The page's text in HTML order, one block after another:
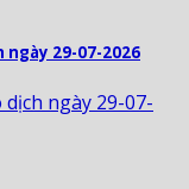
ngày 29-07-2026
ngày 29-07-